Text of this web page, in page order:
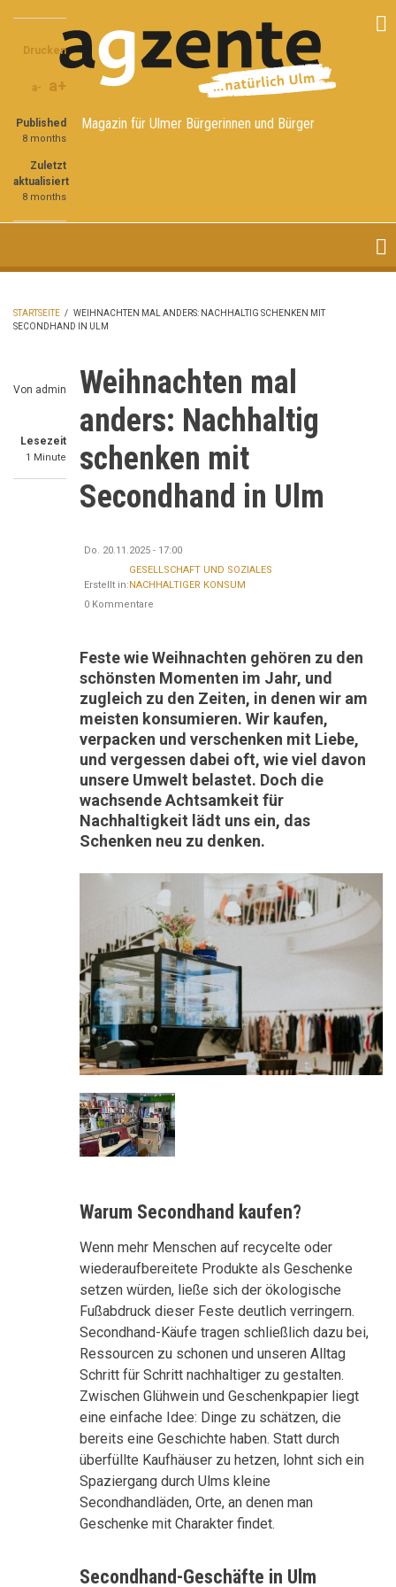
Inhalt
Magazin für Ulmer Bürgerinnen und Bürger
PFADNAVIGATION
STARTSEITE / WEIHNACHTEN MAL ANDERS: NACHHALTIG SCHENKEN MIT
SECONDHAND IN ULM
Von admin
Lesezeit
1 Minute
Share
on
Facebook
Share
on
Twitter
Share
through
email
Drucken
a- a+
Published
8 months
Zuletzt
aktualisiert
8 months
Weihnachten mal
anders: Nachhaltig
schenken mit
Secondhand in Ulm
Do. 20.11.2025 - 17:00
Erstellt in:
GESELLSCHAFT UND SOZIALES
NACHHALTIGER KONSUM
0 Kommentare
Feste wie Weihnachten gehören zu den
schönsten Momenten im Jahr, und
zugleich zu den Zeiten, in denen wir am
meisten konsumieren. Wir kaufen,
verpacken und verschenken mit Liebe,
und vergessen dabei oft, wie viel davon
unsere Umwelt belastet. Doch die
wachsende Achtsamkeit für
Nachhaltigkeit lädt uns ein, das
Schenken neu zu denken.
Warum Secondhand kaufen?
Wenn mehr Menschen auf recycelte oder
wiederaufbereitete Produkte als Geschenke
setzen würden, ließe sich der ökologische
Fußabdruck dieser Feste deutlich verringern.
Secondhand-Käufe tragen schließlich dazu bei,
Ressourcen zu schonen und unseren Alltag
Schritt für Schritt nachhaltiger zu gestalten.
Zwischen Glühwein und Geschenkpapier liegt
eine einfache Idee: Dinge zu schätzen, die
bereits eine Geschichte haben. Statt durch
überfüllte Kaufhäuser zu hetzen, lohnt sich ein
Spaziergang durch Ulms kleine
Secondhandläden, Orte, an denen man
Geschenke mit Charakter findet.
Secondhand-Geschäfte in Ulm